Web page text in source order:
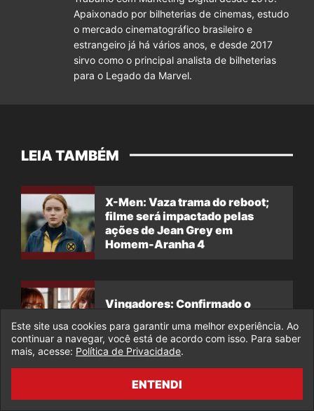
Apaixonado por bilheterias de cinemas, estudo
o mercado cinematográfico brasileiro e
estrangeiro já há vários anos, e desde 2017
sirvo como o principal analista de bilheterias
para o Legado da Marvel.
LEIA TAMBÉM
X-Men: Vaza trama do reboot;
filme será impactado pelas
ações de Jean Grey em
Homem-Aranha 4
Vingadores: Confirmado o
Grey irá aparecer
Vingadores: Doomsday – Cena
Este site usa cookies para garantir uma melhor experiência. Ao
continuar a navegar, você está de acordo com isso. Para saber
mais, acesse: Política de Privacidade.
ENTENDI